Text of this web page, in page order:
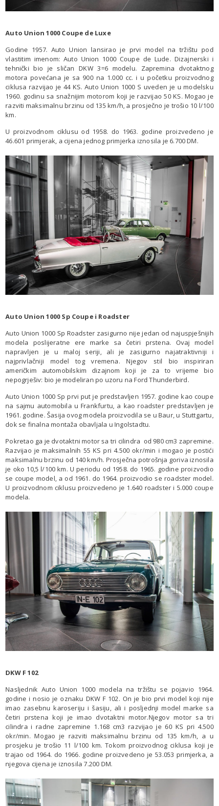
Auto Union 1000 Coupe de Luxe
Godine 1957. Auto Union lansirao je prvi model na tržištu pod
vlastitim imenom: Auto Union 1000 Coupe de Lude. Dizajnerski i
tehnički bio je sličan DKW 3=6 modelu. Zapremina dvotaktnog
motora povećana je sa 900 na 1.000 cc. i u početku proizvodnog
ciklusa razvijao je 44 KS. Auto Union 1000 S uveden je u modelsku
1960. godinu sa snažnijim motorom koji je razvijao 50 KS. Mogao je
razviti maksimalnu brzinu od 135 km/h, a prosječno je trošio 10 l/100
km.
U proizvodnom ciklusu od 1958. do 1963. godine proizvedeno je
46.601 primjerak, a cijena jednog primjerka iznosila je 6.700 DM.
Auto Union 1000 Sp Coupe i Roadster
Auto Union 1000 Sp Roadster zasigurno nije jedan od najuspješnijih
modela poslijeratne ere marke sa četiri prstena. Ovaj model
napravljen je u maloj seriji, ali je zasigurno najatraktivniji i
najprivlačniji model tog vremena. Njegov stil bio inspiriran
američkim automobilskim dizajnom koji je za to vrijeme bio
nepogrješiv: bio je modeliran po uzoru na Ford Thunderbird.
Auto Union 1000 Sp prvi put je predstavljen 1957. godine kao coupe
na sajmu automobila u Frankfurtu, a kao roadster predstavljen je
1961. godine. Šasija ovog modela proizvodila se u Baur, u Stuttgartu,
dok se finalna montaža obavljala u Ingolstadtu.
Pokretao ga je dvotaktni motor sa tri cilindra od 980 cm3 zapremine.
Razvijao je maksimalnih 55 KS pri 4.500 okr/min i mogao je postići
maksimalnu brzinu od 140 km/h. Prosječna potrošnja goriva iznosila
je oko 10,5 l/100 km. U periodu od 1958. do 1965. godine proizvodio
se coupe model, a od 1961. do 1964. proizvodio se roadster model.
U proizvodnom ciklusu proizvedeno je 1.640 roadster i 5.000 coupe
modela.
DKW F 102
Nasljednik Auto Union 1000 modela na tržištu se pojavio 1964.
godine i nosio je oznaku DKW F 102. On je bio prvi model koji nije
imao zasebnu karoseriju i šasiju, ali i posljednji model marke sa
četiri prstena koji je imao dvotaktni motor.Njegov motor sa tri
cilindra i radne zapremine 1.168 cm3 razvijao je 60 KS pri 4.500
okr/min. Mogao je razviti maksimalnu brzinu od 135 km/h, a u
prosjeku je trošio 11 l/100 km. Tokom proizvodnog ciklusa koji je
trajao od 1964. do 1966. godine proizvedeno je 53.053 primjerka, a
njegova cijena je iznosila 7.200 DM.